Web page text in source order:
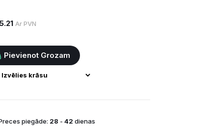
Ar PVN
Pievienot Grozam
piegāde: 28 - 42 dienas